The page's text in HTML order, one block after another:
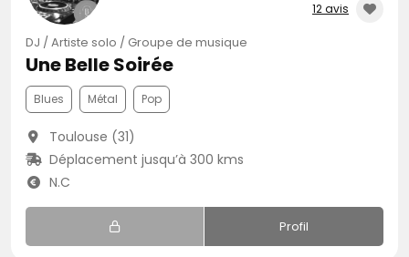
12 avis
DJ / Artiste solo / Groupe de musique
Une Belle Soirée
Blues Métal Pop
Toulouse (31)
Déplacement jusqu’à 300 kms
N.C
Profil